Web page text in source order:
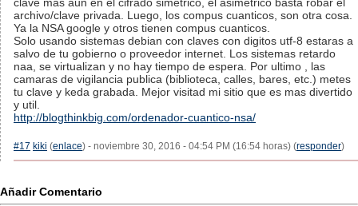
archivo/clave privada. Luego, los compus cuanticos, son otra cosa.
Ya la NSA google y otros tienen compus cuanticos.
Solo usando sistemas debian con claves con digitos utf-8 estaras a
salvo de tu gobierno o proveedor internet. Los sistemas retardo
naa, se virtualizan y no hay tiempo de espera. Por ultimo , las
camaras de vigilancia publica (biblioteca, calles, bares, etc.) metes
tu clave y keda grabada. Mejor visitad mi sitio que es mas divertido
y util.
http://blogthinkbig.com/ordenador-cuantico-nsa/
#17 kiki (enlace) - noviembre 30, 2016 - 04:54 PM (16:54 horas) (responder)
Añadir Comentario